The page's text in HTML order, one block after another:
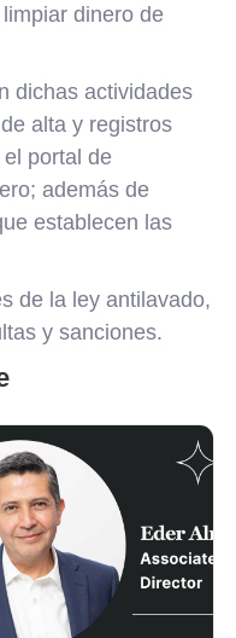
dinero de
dichas actividades
alta y registros
portal de
además de
establecen las
de la ley antilavado,
y sanciones.